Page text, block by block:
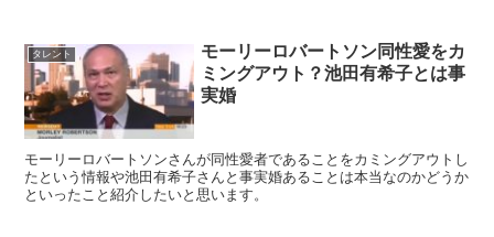
タレント
モーリーロバートソン同性愛をカ
ミングアウト？池田有希子とは事
実婚
モーリーロバートソンさんが同性愛者であることをカミングアウトし
たという情報や池田有希子さんと事実婚あることは本当なのかどうか
といったこと紹介したいと思います。